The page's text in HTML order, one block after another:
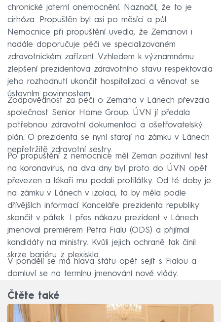
chronické jaterní onemocnění. Naznačil, že to je
cirhóza. Propuštěn byl asi po měsíci a půl.
Nemocnice při propuštění uvedla, že Zemanovi i
nadále doporučuje péči ve specializovaném
zdravotnickém zařízení. Vzhledem k významnému
zlepšení prezidentova zdravotního stavu respektovala
jeho rozhodnutí ukončit hospitalizaci a věnovat se
ústavním povinnostem.
Zodpovědnost za péči o Zemana v Lánech převzala
společnost Senior Home Group. ÚVN jí předala
potřebnou zdravotní dokumentaci a ošetřovatelský
plán. O prezidenta se nyní starají na zámku v Lánech
nepřetržitě zdravotní sestry.
Po propuštění z nemocnice měl Zeman pozitivní test
na koronavirus, na dva dny byl proto do ÚVN opět
převezen a lékaři mu podali protilátky. Od té doby je
na zámku v Lánech v izolaci, ta by měla podle
dřívějších informací Kanceláře prezidenta republiky
skončit v pátek. I přes nákazu prezident v Lánech
jmenoval premiérem Petra Fialu (ODS) a přijímal
kandidáty na ministry. Kvůli jejich ochraně tak činil
skrze bariéru z plexiskla.
V pondělí se má hlava státu opět sejít s Fialou a
domluví se na termínu jmenování nové vlády.
Čtěte také